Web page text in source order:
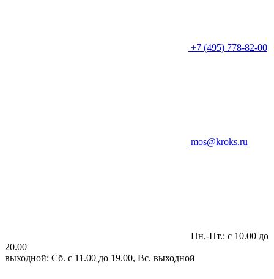
+7 (495) 778-82-00
mos@kroks.ru
Пн.-Пт.: с 10.00 до
20.00
выходной: Сб. с 11.00 до 19.00, Вс. выходной